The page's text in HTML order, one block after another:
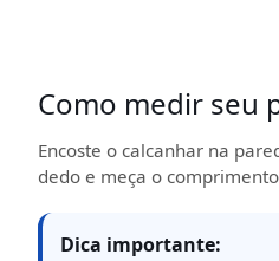
Como medir seu
Encoste o calcanhar na
dedo e meça o
Dica importante: